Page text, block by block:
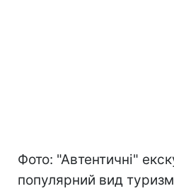
Фото: "Автентичні"
популярний вид